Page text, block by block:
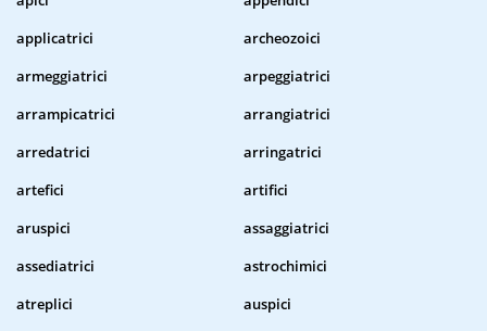
applicatrici
archeozoici
armeggiatrici
arpeggiatrici
arrampicatrici
arrangiatrici
arredatrici
arringatrici
artefici
artifici
aruspici
assaggiatrici
assediatrici
astrochimici
atreplici
auspici